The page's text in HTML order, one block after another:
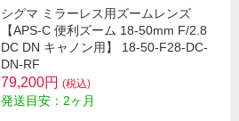
シグマ ミラーレス用ズームレンズ
【APS-C 便利ズーム 18-50mm F/2.8
DC DN キャノン用】 18-50-F28-DC-
DN-RF
79,200円 (税込)
発送目安：2ヶ月